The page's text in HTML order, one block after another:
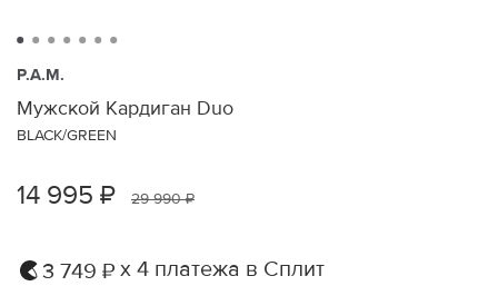
P.A.M.
Мужской Кардиган Duo
BLACK/GREEN
14 995 ₽ 29 990 ₽
3 749 ₽ х 4 платежа в Сплит